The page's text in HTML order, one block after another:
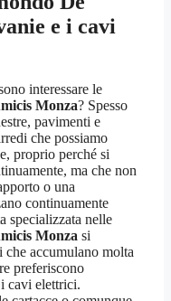
e i cavi
interessare le
Monza? Spesso
pavimenti e
che possiamo
proprio perché si
ma che non
o una
continuamente
specializzata nelle
Monza si
che accumulano molta
preferiscono
cavi elettrici.